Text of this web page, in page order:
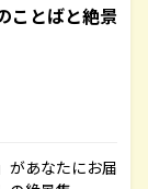
ことばと絶景
があなたにお届